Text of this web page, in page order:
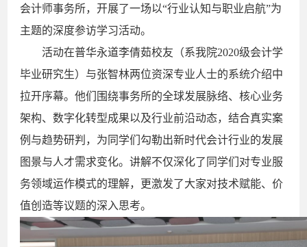
会计师事务所，开展了一场以“行业认知与职业启航”为
主题的深度参访学习活动。
活动在普华永道李倩茹校友（系我院2020级会计学
毕业研究生）与张智林两位资深专业人士的系统介绍中
拉开序幕。他们围绕事务所的全球发展脉络、核心业务
架构、数字化转型成果以及行业前沿动态，结合真实案
例与趋势研判，为同学们勾勒出新时代会计行业的发展
图景与人才需求变化。讲解不仅深化了同学们对专业服
务领域运作模式的理解，更激发了大家对技术赋能、价
值创造等议题的深入思考。